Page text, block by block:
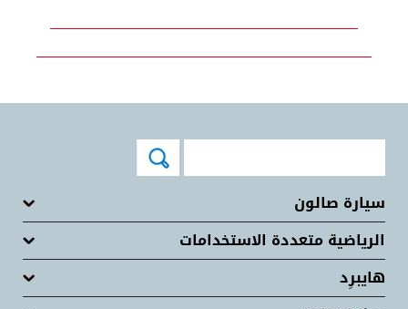
سيارة صالون
الرياضية متعددة الاستخدامات
هايبرِد